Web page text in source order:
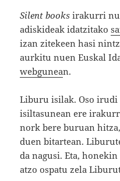
Silent books irakurri
adiskideak idatzitako
izan zitekeen hasi
aurkitu nuen Euskal
webgunean.
Liburu isilak. Oso
isiltasunean ere
nork bere buruan
duen bitartean.
da nagusi. Eta,
atzo ospatu zela